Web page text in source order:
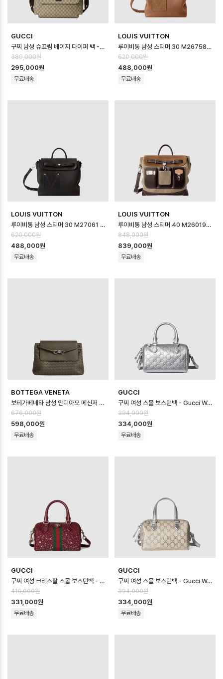
GUCCI
구찌 남성 슈프림 베이지 다이퍼 백 - Gucci Mens Supreme Beige Dia…
389,000원
295,000원
무료배송
LOUIS VUITTON
루이비통 남성 스티머 30 M26758 - Louis vuitton Mens Steamer…
620,000원
488,000원
무료배송
LOUIS VUITTON
루이비통 남성 스티머 30 M27061 - Louis vuitton Mens Steamer…
620,000원
488,000원
무료배송
LOUIS VUITTON
루이비통 남성 스티머 40 M26019 - Louis vuitton Mens Steamer…
848,000원
839,000원
무료배송
BOTTEGA VENETA
보테가베네타 남성 안디아모 메신저 백 - Bottega veneta Mens Andiamo…
676,000원
598,000원
무료배송
GUCCI
구찌 여성 스몰 보스턴백 - Gucci Womens Small Boston Bag - gu…
394,000원
334,000원
무료배송
GUCCI
구찌 여성 크리스탈 스몰 보스턴백 - Gucci Womens Crystal Small Bo…
410,000원
331,000원
무료배송
GUCCI
구찌 여성 스몰 보스턴백 - Gucci Womens Small Boston Bag - gu…
394,000원
334,000원
무료배송